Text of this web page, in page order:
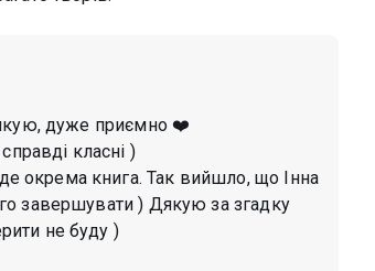
дуже приємно ❤️
класні )
окрема книга. Так вийшло, що Інна
завершувати ) Дякую за згадку
не буду )